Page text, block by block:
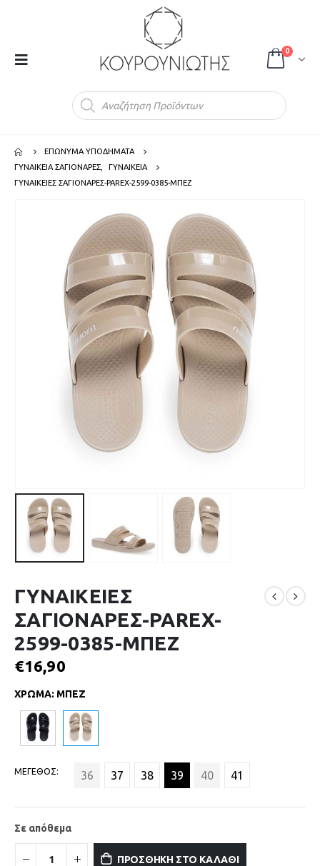
0
ΕΠΩΝΥΜΑ ΥΠΟΔΗΜΑΤΑ
ΓΥΝΑΙΚΕΙΑ ΣΑΓΙΟΝΑΡΕΣ
ΓΥΝΑΙΚΕΙΑ
ΓΥΝΑΙΚΕΙΕΣ ΣΑΓΙΟΝΑΡΕΣ-PAREX-2599-0385-ΜΠΕΖ
ΓΥΝΑΙΚΕΙΕΣ
ΣΑΓΙΟΝΑΡΕΣ-PAREX-
2599-0385-ΜΠΕΖ
€16,90
ΧΡΩΜΑ: ΜΠΕΖ
ΜΕΓΕΘΟΣ 36 37 38 39 40 41
Σε απόθεμα
ΠΡΟΣΘΗΚΗ ΣΤΟ ΚΑΛΑΘΙ